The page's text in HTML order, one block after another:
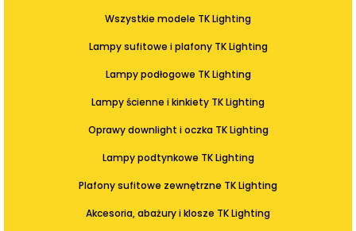
Wszystkie modele TK Lighting
Lampy sufitowe i plafony TK Lighting
Lampy podłogowe TK Lighting
Lampy ścienne i kinkiety TK Lighting
Oprawy downlight i oczka TK Lighting
Lampy podtynkowe TK Lighting
Plafony sufitowe zewnętrzne TK Lighting
Akcesoria, abażury i klosze TK Lighting